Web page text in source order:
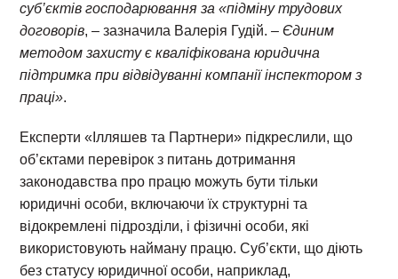
суб’єктів господарювання за «підміну трудових
договорів, – зазначила Валерія Гудій.– Єдиним
методом захисту є кваліфікована юридична
підтримка при відвідуванні компанії інспектором з
праці».
Експерти «Ілляшев та Партнери» підкреслили, що
об’єктами перевірок з питань дотримання
законодавства про працю можуть бути тільки
юридичні особи, включаючи їх структурні та
відокремлені підрозділи, і фізичні особи, які
використовують найману працю. Суб’єкти, що діють
без статусу юридичної особи, наприклад,